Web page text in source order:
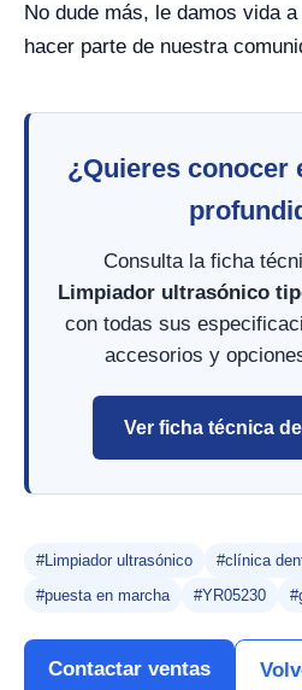
No dude más, le damos vida
hacer parte de nuestra
¿Quieres conocer
Consulta la ficha
Limpiador ultrasónico
con todas sus
accesorios y
Ver ficha técnica
#Limpiador ultrasónico #clínica
#puesta en marcha
#YR05230
Contactar ventas